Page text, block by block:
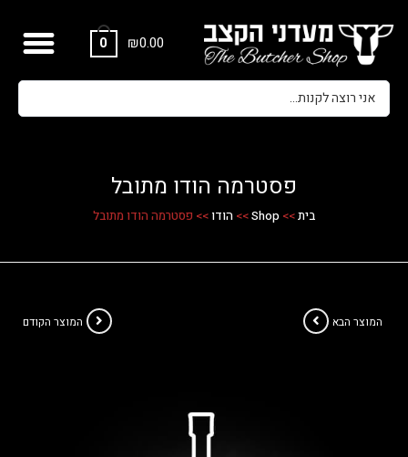
₪0.00
0
פסטרמה הודו מתובל
בית>>
Shop
>> הודו>> פסטרמה הודו מתובל
המוצר הקודם המוצר הבא